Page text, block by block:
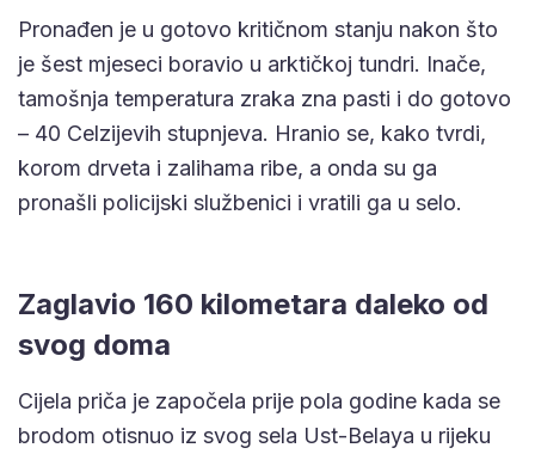
Pronađen je u gotovo kritičnom stanju nakon što
je šest mjeseci boravio u arktičkoj tundri. Inače,
tamošnja temperatura zraka zna pasti i do gotovo
– 40 Celzijevih stupnjeva. Hranio se, kako tvrdi,
korom drveta i zalihama ribe, a onda su ga
pronašli policijski službenici i vratili ga u selo.
Zaglavio 160 kilometara daleko od
svog doma
Cijela priča je započela prije pola godine kada se
brodom otisnuo iz svog sela Ust-Belaya u rijeku